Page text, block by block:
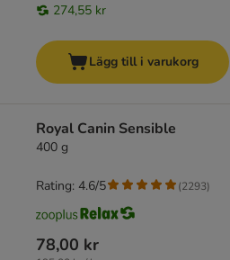
274,55 kr
Lägg till i varukorg
Royal Canin Sensible
400 g
78,00 kr
Rating: 4.6/5 (2293)